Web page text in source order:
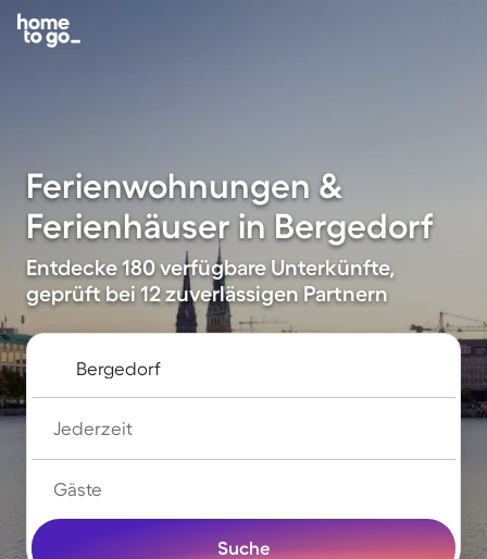
Ferienwohnungen &
Ferienhäuser in Bergedorf
Entdecke 180 verfügbare Unterkünfte,
geprüft bei 12 zuverlässigen Partnern
Jederzeit
Gäste
Suche